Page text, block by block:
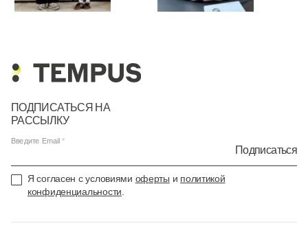
ПОДПИСАТЬСЯ НА
РАССЫЛКУ
Введите Email
Подписаться
Я согласен с условиями оферты и политикой
конфиденциальности